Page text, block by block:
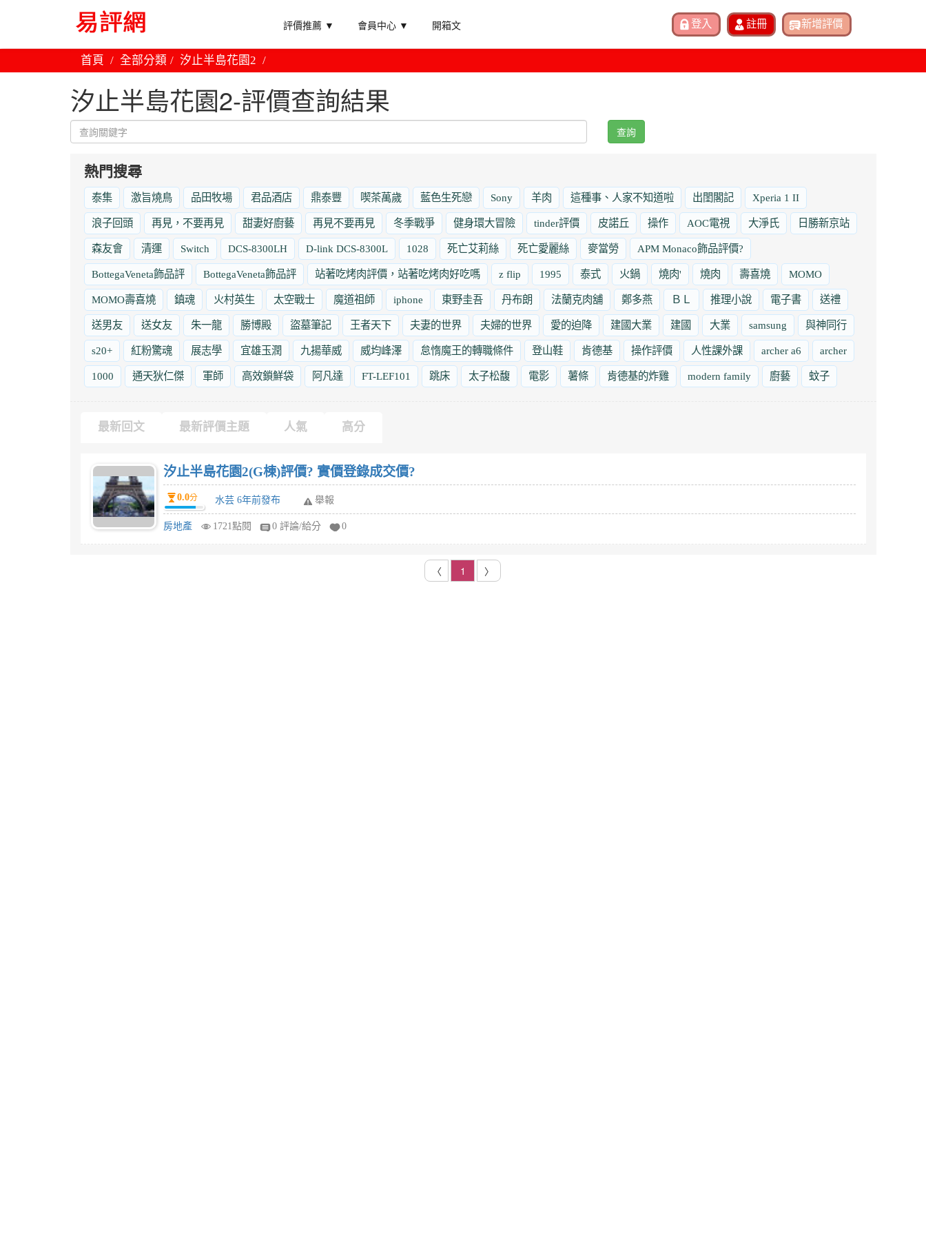
評價推薦 ▼ 會員中心 ▼ 開箱文
首頁 全部分類 汐止半島花園2
汐止半島花園2-評價查詢結果
查詢
熱門搜尋
泰集 激旨燒鳥 品田牧場 君品酒店 鼎泰豐 喫茶萬歲 藍色生死戀 Sony 羊肉 這種事、人家不知道啦 出閨閣記 Xperia 1 II
浪子回頭 再見，不要再見 甜妻好廚藝 再見不要再見 冬季戰爭 健身環大冒險 tinder評價 皮諾丘 操作 AOC電視 大淨氏 日勝新京站
森友會 清運 Switch DCS-8300LH D-link DCS-8300L 1028 死亡艾莉絲 死亡愛麗絲 麥當勞 APM Monaco飾品評價?
BottegaVeneta飾品評 BottegaVeneta飾品評 站著吃烤肉評價，站著吃烤肉好吃嗎 z flip 1995 泰式 火鍋 燒肉' 燒肉 壽喜燒 MOMO
MOMO壽喜燒 鎮魂 火村英生 太空戰士 魔道祖師 iphone 東野圭吾 丹布朗 法蘭克肉舖 鄭多燕 ＢＬ 推理小說 電子書 送禮
送男友 送女友 朱一龍 勝博殿 盜墓筆記 王者天下 夫妻的世界 夫婦的世界 愛的迫降 建國大業 建國 大業 samsung 與神同行
s20+ 紅粉驚魂 展志學 宜雄玉潤 九揚華威 威均峰澤 怠惰魔王的轉職條件 登山鞋 肯德基 操作評價 人性課外課 archer a6 archer
1000 通天狄仁傑 軍師 高效鎖鮮袋 阿凡達 FT-LEF101 跳床 太子松馥 電影 薯條 肯德基的炸雞 modern family 廚藝 蚊子
最新回文 最新評價主題 人氣 高分
汐止半島花園2(G棟)評價? 實價登錄成交價?
0.0分 水芸 6年前發布 舉報
房地產 1721點閱 0 評論/給分 0
〈 1 〉